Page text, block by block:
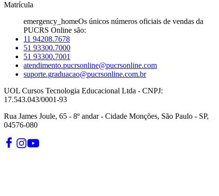
Matrícula
emergency_homeOs únicos números oficiais de vendas da
PUCRS Online são:
11 94208.7678
51 93300.7000
51 93300.7001
atendimento.pucrsonline@pucrsonline.com
suporte.graduacao@pucrsonline.com.br
UOL Cursos Tecnologia Educacional Ltda - CNPJ:
17.543.043/0001-93
Rua James Joule, 65 - 8º andar - Cidade Monções, São Paulo - SP,
04576-080